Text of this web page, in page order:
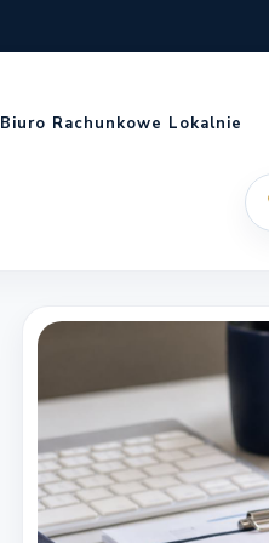
Biuro Rachunkowe Lokalnie